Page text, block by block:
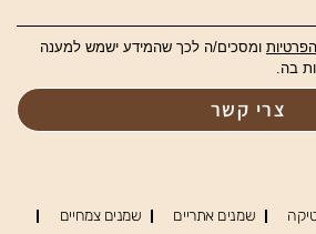
ומסכים/ה לכך שהמידע ישמש למענה
בה.
צרי קשר
שמנים אתריים
שמנים צמחיים